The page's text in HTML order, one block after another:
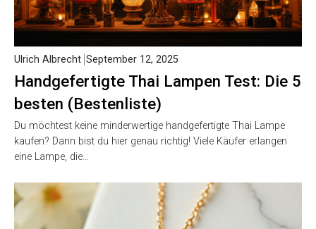
Handgefertigte Thai Lampen Test: Die 5
besten (Bestenliste)
Ulrich Albrecht September 12, 2025
Du möchtest keine minderwertige handgefertigte Thai Lampe
kaufen? Dann bist du hier genau richtig! Viele Käufer erlangen
eine Lampe, die…